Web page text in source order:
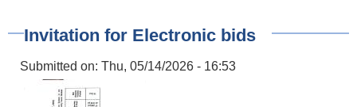
Invitation for Electronic bids
Submitted on: Thu, 05/14/2026 - 16:53